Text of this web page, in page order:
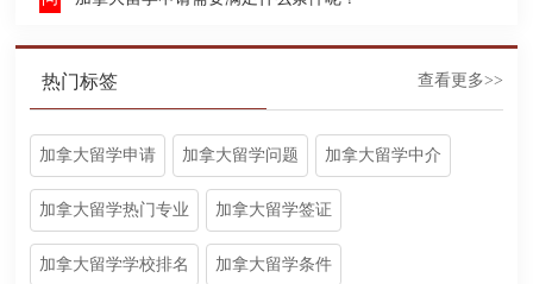
热门标签 查看更多>>
加拿大留学申请 加拿大留学问题 加拿大留学中介
加拿大留学热门专业 加拿大留学签证
加拿大留学学校排名 加拿大留学条件